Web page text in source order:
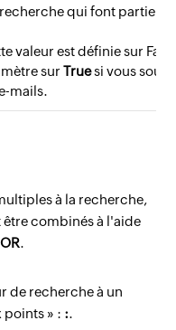
qui font partie
valeur est définie sur
surTruesi vous
mails.
à la recherche,
combinés à l'aide
OR.
de recherche à un
points » : :.